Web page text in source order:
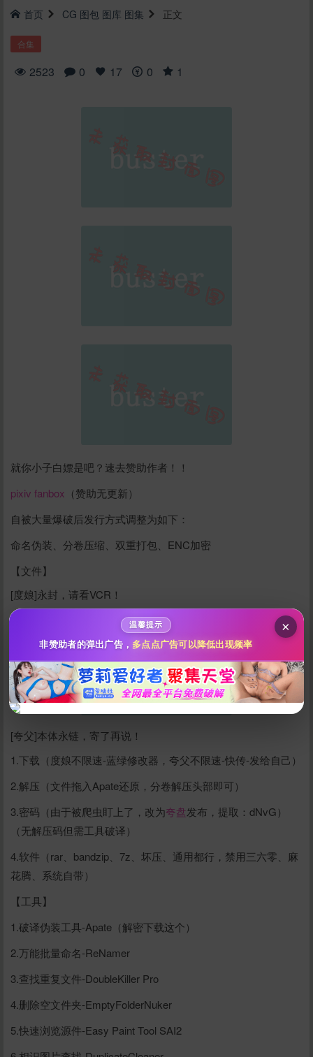
10 分 50
200分
立刻支付
首页 CG 图包 图库 图集 正文
合集
2523 0 17 0 1
就你小子白嫖是吧？速去赞助作者！！
pixiv fanbox （赞助无更新）
自被大量爆破后发行方式调整为如下：
命名伪装、分卷压缩、双重打包、ENC加密
【文件】
[度娘]永封，请看VCR！
[夸父]本体永链，寄了再说！
1.下载（度娘不限速-蓝绿修改器，夸父不限速-快传-发给自己）
2.解压（文件拖入Apate还原，分卷解压头部即可）
3.密码（由于被爬虫盯上了，改为夸盘发布，提取：dNvG）
（无解压码但需工具破译）
4.软件（rar、bandzip、7z、坏压、通用都行，禁用三六零、麻
花腾、系统自带）
【工具】
1.破译伪装工具-Apate（解密下载这个）
2.万能批量命名-ReNamer
3.查找重复文件-DoubleKiller Pro
4.删除空文件夹-EmptyFolderNuker
5.快速浏览源件-Easy Paint Tool SAI2
点击全选 ×
温馨提示
非赞助者的弹出广告， 多点点广告可以降低出现频率